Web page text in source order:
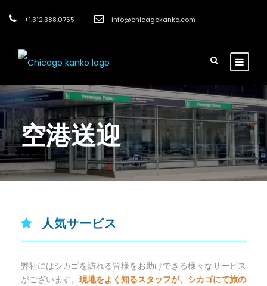
+1.312.388.0755 info@chicagokanko.com
空港送迎
人気サービス
弊社にはシカゴを訪れる皆様をお助けできる様々なサービス
がございます。 現地をよく知るスタッフが、シカゴにて旅の